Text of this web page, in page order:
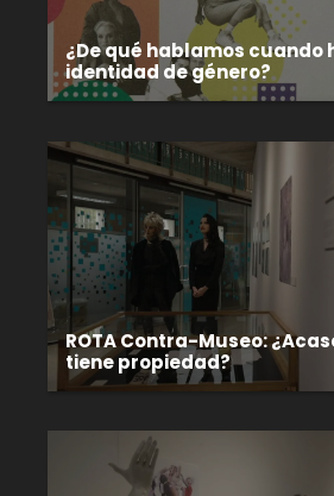
¿De qué hablamos cuando
identidad de género?
ROTA Contra-Museo:
tiene propiedad?